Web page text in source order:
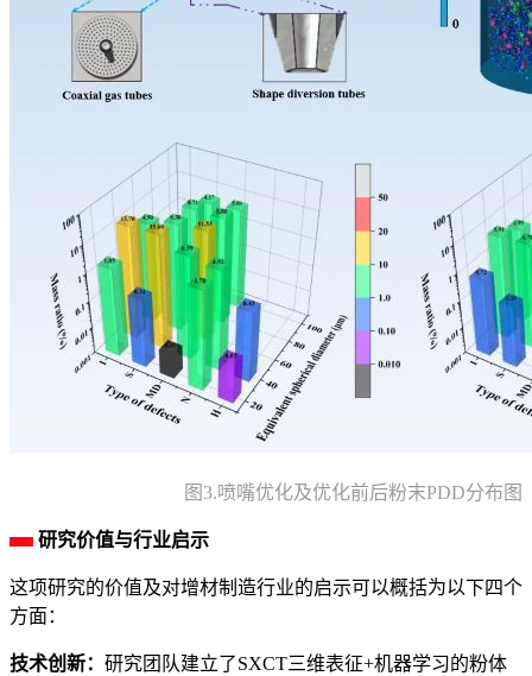
图3.喷嘴优化及优化前后粉末PDD分布图
研究价值与行业启示
这项研究的价值及对增材制造行业的启示可以概括为以下四个
方面：
技术创新： 研究团队建立了SXCT三维表征+机器学习的粉体